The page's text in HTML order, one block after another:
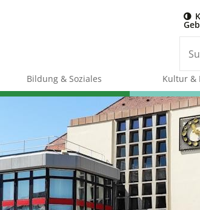
Bildung & Soziales Kultur &